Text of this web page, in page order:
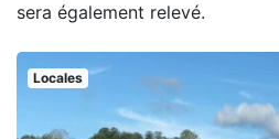
sera également relevé.
Locales